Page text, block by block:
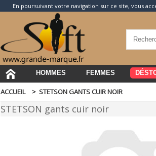
En poursuivant votre navigation sur ce site, vous
HOMMES FEMMES
ACCUEIL > STETSON GANTS CUIR NOIR
STETSON gants cuir noir